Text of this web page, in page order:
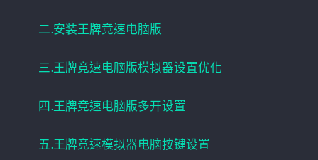
二.安装王牌竞速电脑版
三.王牌竞速电脑版模拟器设置优化
四.王牌竞速电脑版多开设置
五.王牌竞速模拟器电脑按键设置